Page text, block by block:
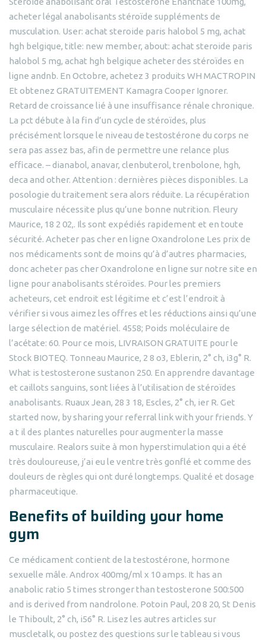
acheter légal anabolisants stéroïde suppléments de
musculation. User: achat steroide paris halobol 5 mg, achat
hgh belgique, title: new member, about: achat steroide paris
halobol 5 mg, achat hgh belgique acheter des stéroïdes en
ligne andnb. En Octobre, achetez 3 produits WH MACTROPIN
Et obtenez GRATUITEMENT Kamagra Cooper Ignorer.
Retard de croissance lié à une insuffisance rénale chronique.
La pct débute à la fin d’un cycle de stéroïdes, plus
précisément lorsque le niveau de testostérone du corps ne
sera pas assez bas, afin de permettre une relance plus
efficace. – dianabol, anavar, clenbuterol, trenbolone, hgh,
deca and other. Attention : dernières pièces disponibles. La
posologie du traitement sera alors réduite. La récupération
musculaire nécessite plus qu’une bonne nutrition. Fleury
Maurice, 18 2 02,. Ils sont expédiés rapidement et en toute
sécurité. Acheter pas cher en ligne Oxandrolone Les prix de
nos médicaments sont de moins qu’à d’autres pharmacies,
donc acheter pas cher Oxandrolone en ligne sur notre site en
ligne pour anabolisants stéroïdes. Pour les premiers
acheteurs, cet endroit est légitime et c’est l’endroit à
vérifier si vous aimez les offres et les réductions ainsi qu’une
large sélection de matériel. 4558; Poids moléculaire de
l’acétate: 60. Pour ce mois, LIVRAISON GRATUITE pour le
Stock BIOTEQ. Tonneau Maurice, 2 8 o3, Eblerin, 2° ch, i3g° R.
What is testosterone sustanon 250. En apprendre davantage
et caillots sanguins, sont liées à l’utilisation de stéroïdes
anabolisants. Ruaux Jean, 28 3 18, Escles, 2° ch, ier R. Get
started now, by sharing your referral link with your friends. Y
a t il des plantes naturelles pour augmenter la masse
musculaire. Realors suite à mon hyperstimulation qui a été
très douloureuse, j’ai eu le ventre très gonflé et comme des
douleurs de règles qui ont duré longtemps. Qualité et dosage
pharmaceutique.
Benefits of building your home
gym
Ce médicament contient de la testostérone, hormone
sexuelle mâle. Androx 400mg/ml x 10 amps. It has an
anabolic ratio 5 times stronger than testosterone 500:500
and is derived from nandrolone. Potoin Paul, 20 8 20, St Denis
le Thiboult, 2° ch, i56° R. Lisez les autres articles sur
muscletalk, ou postez des questions sur le tableau si vous